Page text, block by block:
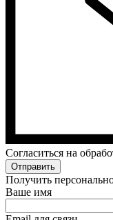
Cогласиться на
Отправить
Получить
Ваше имя